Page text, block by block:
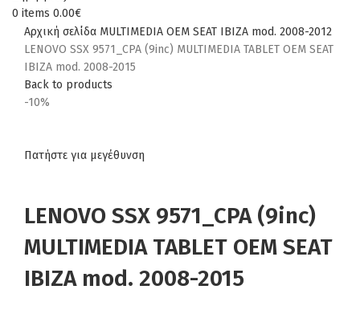
0 items 0.00€
Αρχική σελίδα MULTIMEDIA OEM SEAT IBIZA mod. 2008-2012
LENOVO SSX 9571_CPA (9inc) MULTIMEDIA TABLET OEM SEAT
IBIZA mod. 2008-2015
Back to products
-10%
Πατήστε για μεγέθυνση
LENOVO SSX 9571_CPA (9inc)
MULTIMEDIA TABLET OEM SEAT
IBIZA mod. 2008-2015